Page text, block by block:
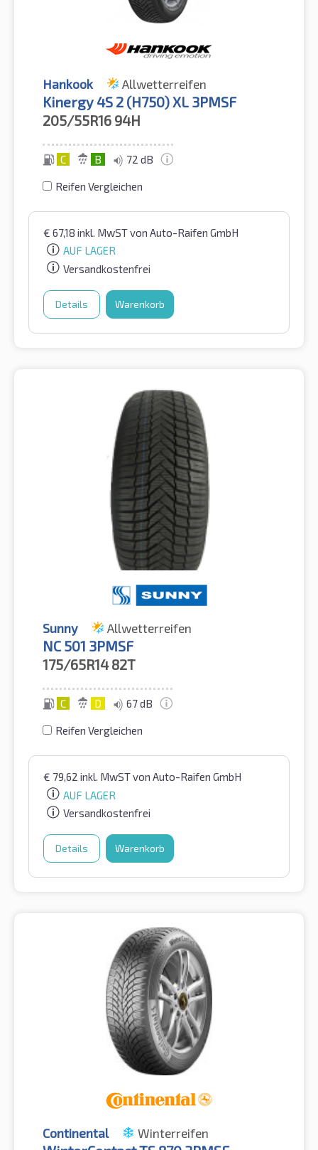
Hankook Allwetterreifen
Kinergy 4S 2 (H750) XL 3PMSF
205/55R16 94H
C B 72 dB
Reifen Vergleichen
€ 67,18 inkl. MwSTvon Auto-Raifen GmbH
AUF LAGER
Versandkostenfrei
Details Warenkorb
Sunny Allwetterreifen
NC 501 3PMSF
175/65R14 82T
C D 67 dB
Reifen Vergleichen
€ 79,62 inkl. MwSTvon Auto-Raifen GmbH
AUF LAGER
Versandkostenfrei
Details Warenkorb
Continental Winterreifen